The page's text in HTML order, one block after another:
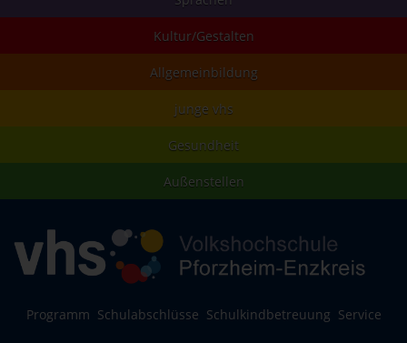
Kultur/Gestalten
Allgemeinbildung
junge vhs
Gesundheit
Außenstellen
Programm Schulabschlüsse Schulkindbetreuung Service